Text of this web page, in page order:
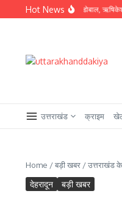
Skip to content
Hot News
पर उतरे SSP प्रमेंद्र डोबाल, ऋषिकेश,
उत्तराखंड क्राइम
Home /बड़ी खबर /उत्तराखंड
देहरादून बड़ी खबर